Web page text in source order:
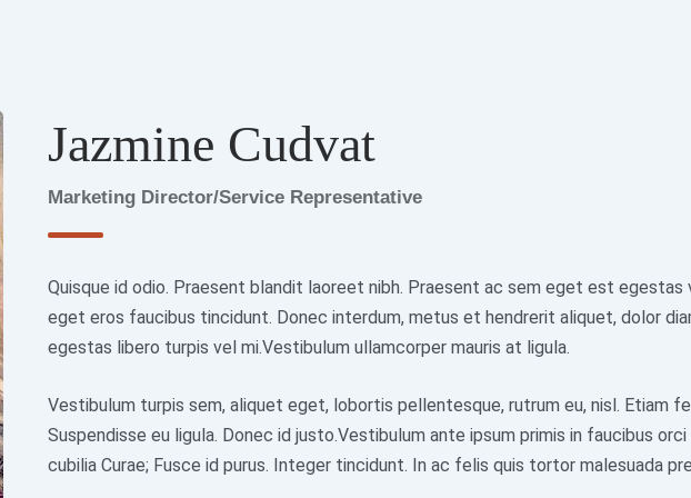
Jazmine Cudvat
Marketing Director/Service Representative
Quisque id odio. Praesent blandit laoreet nibh. Praesent ac sem eget est
eget eros faucibus tincidunt. Donec interdum, metus et hendrerit aliquet, dolor
egestas libero turpis vel mi.Vestibulum ullamcorper mauris at ligula.
Vestibulum turpis sem, aliquet eget, lobortis pellentesque, rutrum eu, nisl. Etiam
Suspendisse eu ligula. Donec id justo.Vestibulum ante ipsum primis in faucibus
cubilia Curae; Fusce id purus. Integer tincidunt. In ac felis quis tortor malesuada